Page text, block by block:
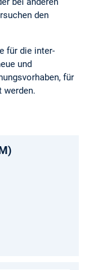
den
für die inter-
und
für
werden.